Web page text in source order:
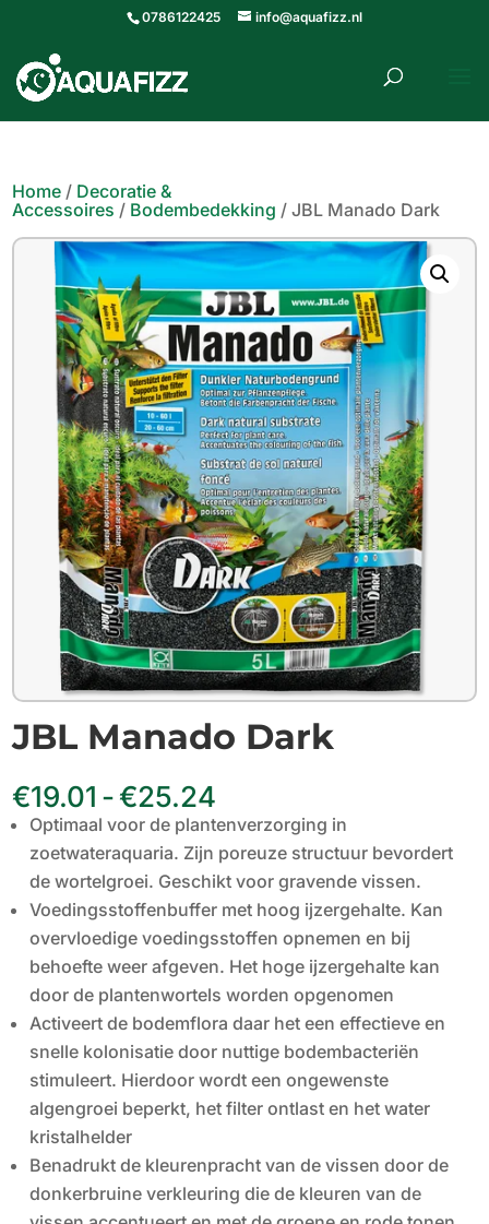
0786122425 info@aquafizz.nl
Home / Decoratie &
Accessoires / Bodembedekking / JBL Manado Dark
JBL Manado Dark
€19.01 -€25.24
€19.01
tot
€25.24
Optimaal voor de plantenverzorging in
zoetwateraquaria. Zijn poreuze structuur bevordert
de wortelgroei. Geschikt voor gravende vissen.
Voedingsstoffenbuffer met hoog ijzergehalte. Kan
overvloedige voedingsstoffen opnemen en bij
behoefte weer afgeven. Het hoge ijzergehalte kan
door de plantenwortels worden opgenomen
Activeert de bodemflora daar het een effectieve en
snelle kolonisatie door nuttige bodembacteriën
stimuleert. Hierdoor wordt een ongewenste
algengroei beperkt, het filter ontlast en het water
kristalhelder
Benadrukt de kleurenpracht van de vissen door de
donkerbruine verkleuring die de kleuren van de